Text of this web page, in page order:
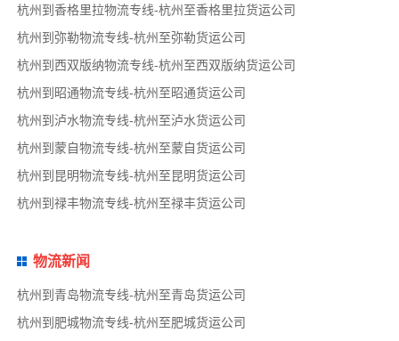
杭州到香格里拉物流专线-杭州至香格里拉货运公司
杭州到弥勒物流专线-杭州至弥勒货运公司
杭州到西双版纳物流专线-杭州至西双版纳货运公司
杭州到昭通物流专线-杭州至昭通货运公司
杭州到泸水物流专线-杭州至泸水货运公司
杭州到蒙自物流专线-杭州至蒙自货运公司
杭州到昆明物流专线-杭州至昆明货运公司
杭州到禄丰物流专线-杭州至禄丰货运公司
物流新闻
杭州到青岛物流专线-杭州至青岛货运公司
杭州到肥城物流专线-杭州至肥城货运公司